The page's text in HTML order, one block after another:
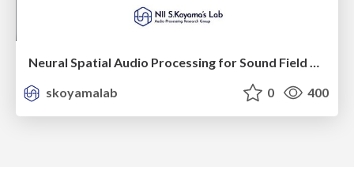
Neural Spatial Audio Processing for Sound Field Analysis and Control
skoyamalab
0 400